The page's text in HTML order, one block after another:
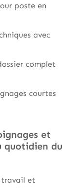
poste en
avec
complet
courtes
et
quotidien du
travail et